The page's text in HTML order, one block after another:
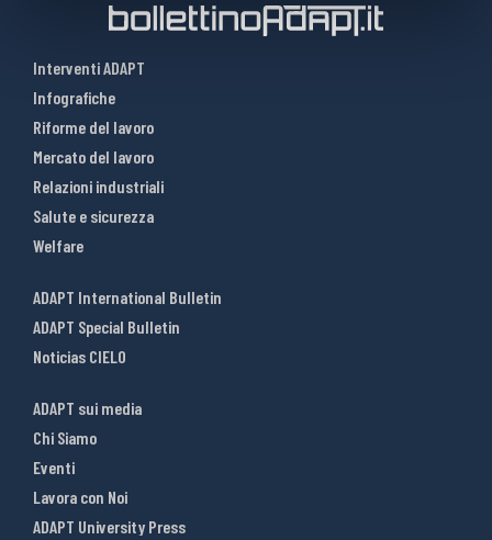
Interventi ADAPT
Infografiche
Riforme del lavoro
Mercato del lavoro
Relazioni industriali
Salute e sicurezza
Welfare
ADAPT International Bulletin
ADAPT Special Bulletin
Noticias CIELO
ADAPT sui media
Chi Siamo
Eventi
Lavora con Noi
ADAPT University Press